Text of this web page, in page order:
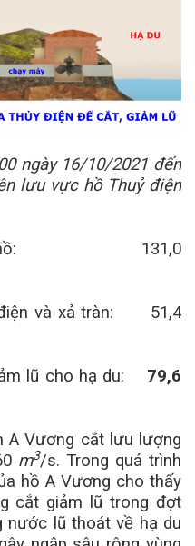
ngày 16/10/2021 đến
lưu vực hồ Thuỷ điện
lũ về hồ: 131,0
điện và xả tràn: 51,4
lũ cho hạ du: 79,6
A Vương cắt lưu lượng
m3/s. Trong quá trình
hồ A Vương cho thấy
cắt giảm lũ trong đợt
nước lũ thoát về hạ du